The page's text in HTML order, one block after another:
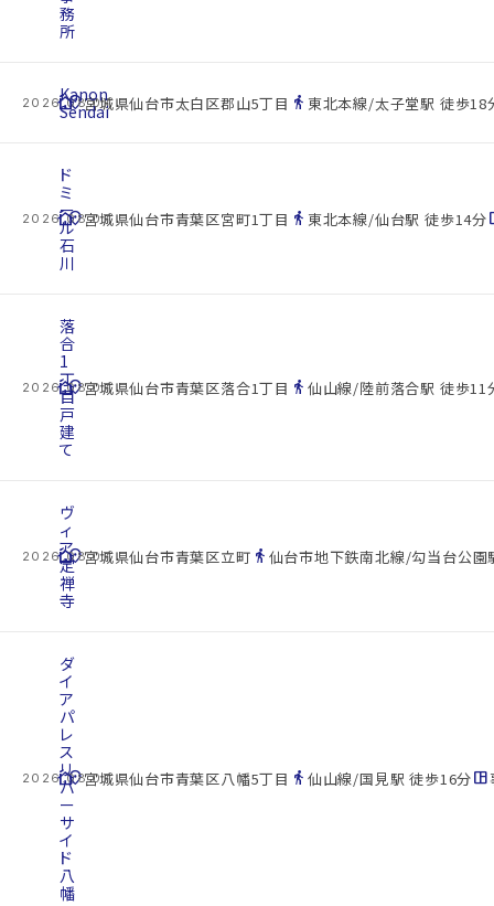
務
所
2026.08.07
cottage
Kanon
Sendai
location_on宮城県仙台市太白区郡山5丁目 directions_walk 東北本線/太子堂駅 徒歩18
2026.08.07
cottage
ド
ミ
ー
ル
石
川
location_on宮城県仙台市青葉区宮町1丁目 directions_walk 東北本線/仙台駅 徒歩14分
2026.08.07
cottage
落
合
1
丁
目
戸
建
て
location_on宮城県仙台市青葉区落合1丁目 directions_walk 仙山線/陸前落合駅 徒歩11
2026.08.07
cottage
ヴ
ィ
ア
定
禅
寺
location_on宮城県仙台市青葉区立町 directions_walk 仙台市地下鉄南北線/勾当台公園
2026.08.07
cottage
ダ
イ
ア
パ
レ
ス
リ
バ
ー
サ
イ
ド
八
幡
location_on宮城県仙台市青葉区八幡5丁目 directions_walk 仙山線/国見駅 徒歩16分space_dashboard